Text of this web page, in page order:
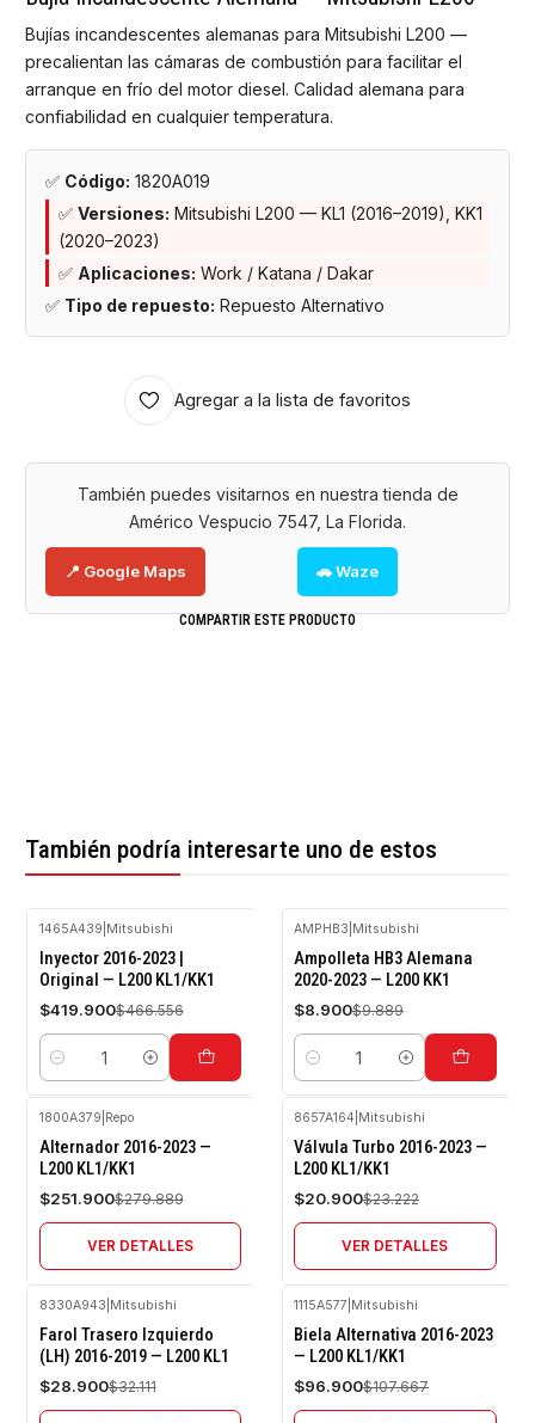
Bujías incandescentes alemanas para Mitsubishi L200 —
precalientan las cámaras de combustión para facilitar el
arranque en frío del motor diesel. Calidad alemana para
confiabilidad en cualquier temperatura.
✅ Código: 1820A019
✅ Versiones: Mitsubishi L200 — KL1 (2016–2019), KK1
(2020–2023)
✅ Aplicaciones: Work / Katana / Dakar
✅ Tipo de repuesto: Repuesto Alternativo
Agregar a la lista de favoritos
También puedes visitarnos en nuestra tienda de
Américo Vespucio 7547, La Florida.
📍 Google Maps 🚗 Waze
COMPARTIR ESTE PRODUCTO
También podría interesarte uno de estos
-10%
OFF
1465A439 Mitsubishi
Inyector 2016-2023 |
Original — L200 KL1/KK1
$419.900$466.556
Cantidad
-10%
OFF
AMPHB3 Mitsubishi
Ampolleta HB3 Alemana
2020-2023 — L200 KK1
$8.900$9.889
Cantidad
-10%
OFF
1800A379 Repo
Alternador 2016-2023 —
L200 KL1/KK1
$251.900$279.889
VER DETALLES
-10%
OFF
8657A164 Mitsubishi
Válvula Turbo 2016-2023 —
L200 KL1/KK1
$20.900$23.222
VER DETALLES
-10%
OFF
8330A943 Mitsubishi
Farol Trasero Izquierdo
(LH) 2016-2019 — L200 KL1
$28.900$32.111
-10%
OFF
1115A577 Mitsubishi
Biela Alternativa 2016-2023
— L200 KL1/KK1
$96.900$107.667